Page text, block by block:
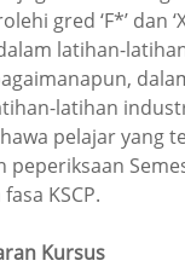
gred ‘F*’ dan
latihan-
latihan
pelajar yang
KSCP.
Kursus